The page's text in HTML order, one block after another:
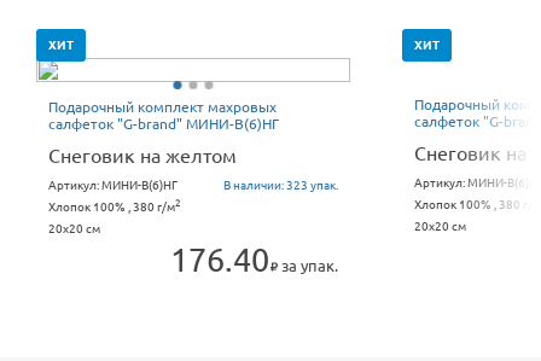
ХИТ
Подарочный комплект махровых
салфеток "G-brand" МИНИ-В(6)НГ
Снеговик на желтом
Артикул:МИНИ-В(6)НГ В наличии:323 упак.
Хлопок 100% , 380 г/м2
20x20 см
176.40 за упак.
ХИТ
Подарочный
салфеток "G-
Снеговик на
Артикул:МИНИ-
Хлопок 100% , 380 г/м
20x20 см